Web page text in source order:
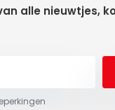
alle nieuwtjes,